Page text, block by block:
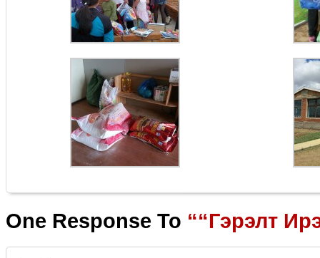
One Response To ““Гэрэлт